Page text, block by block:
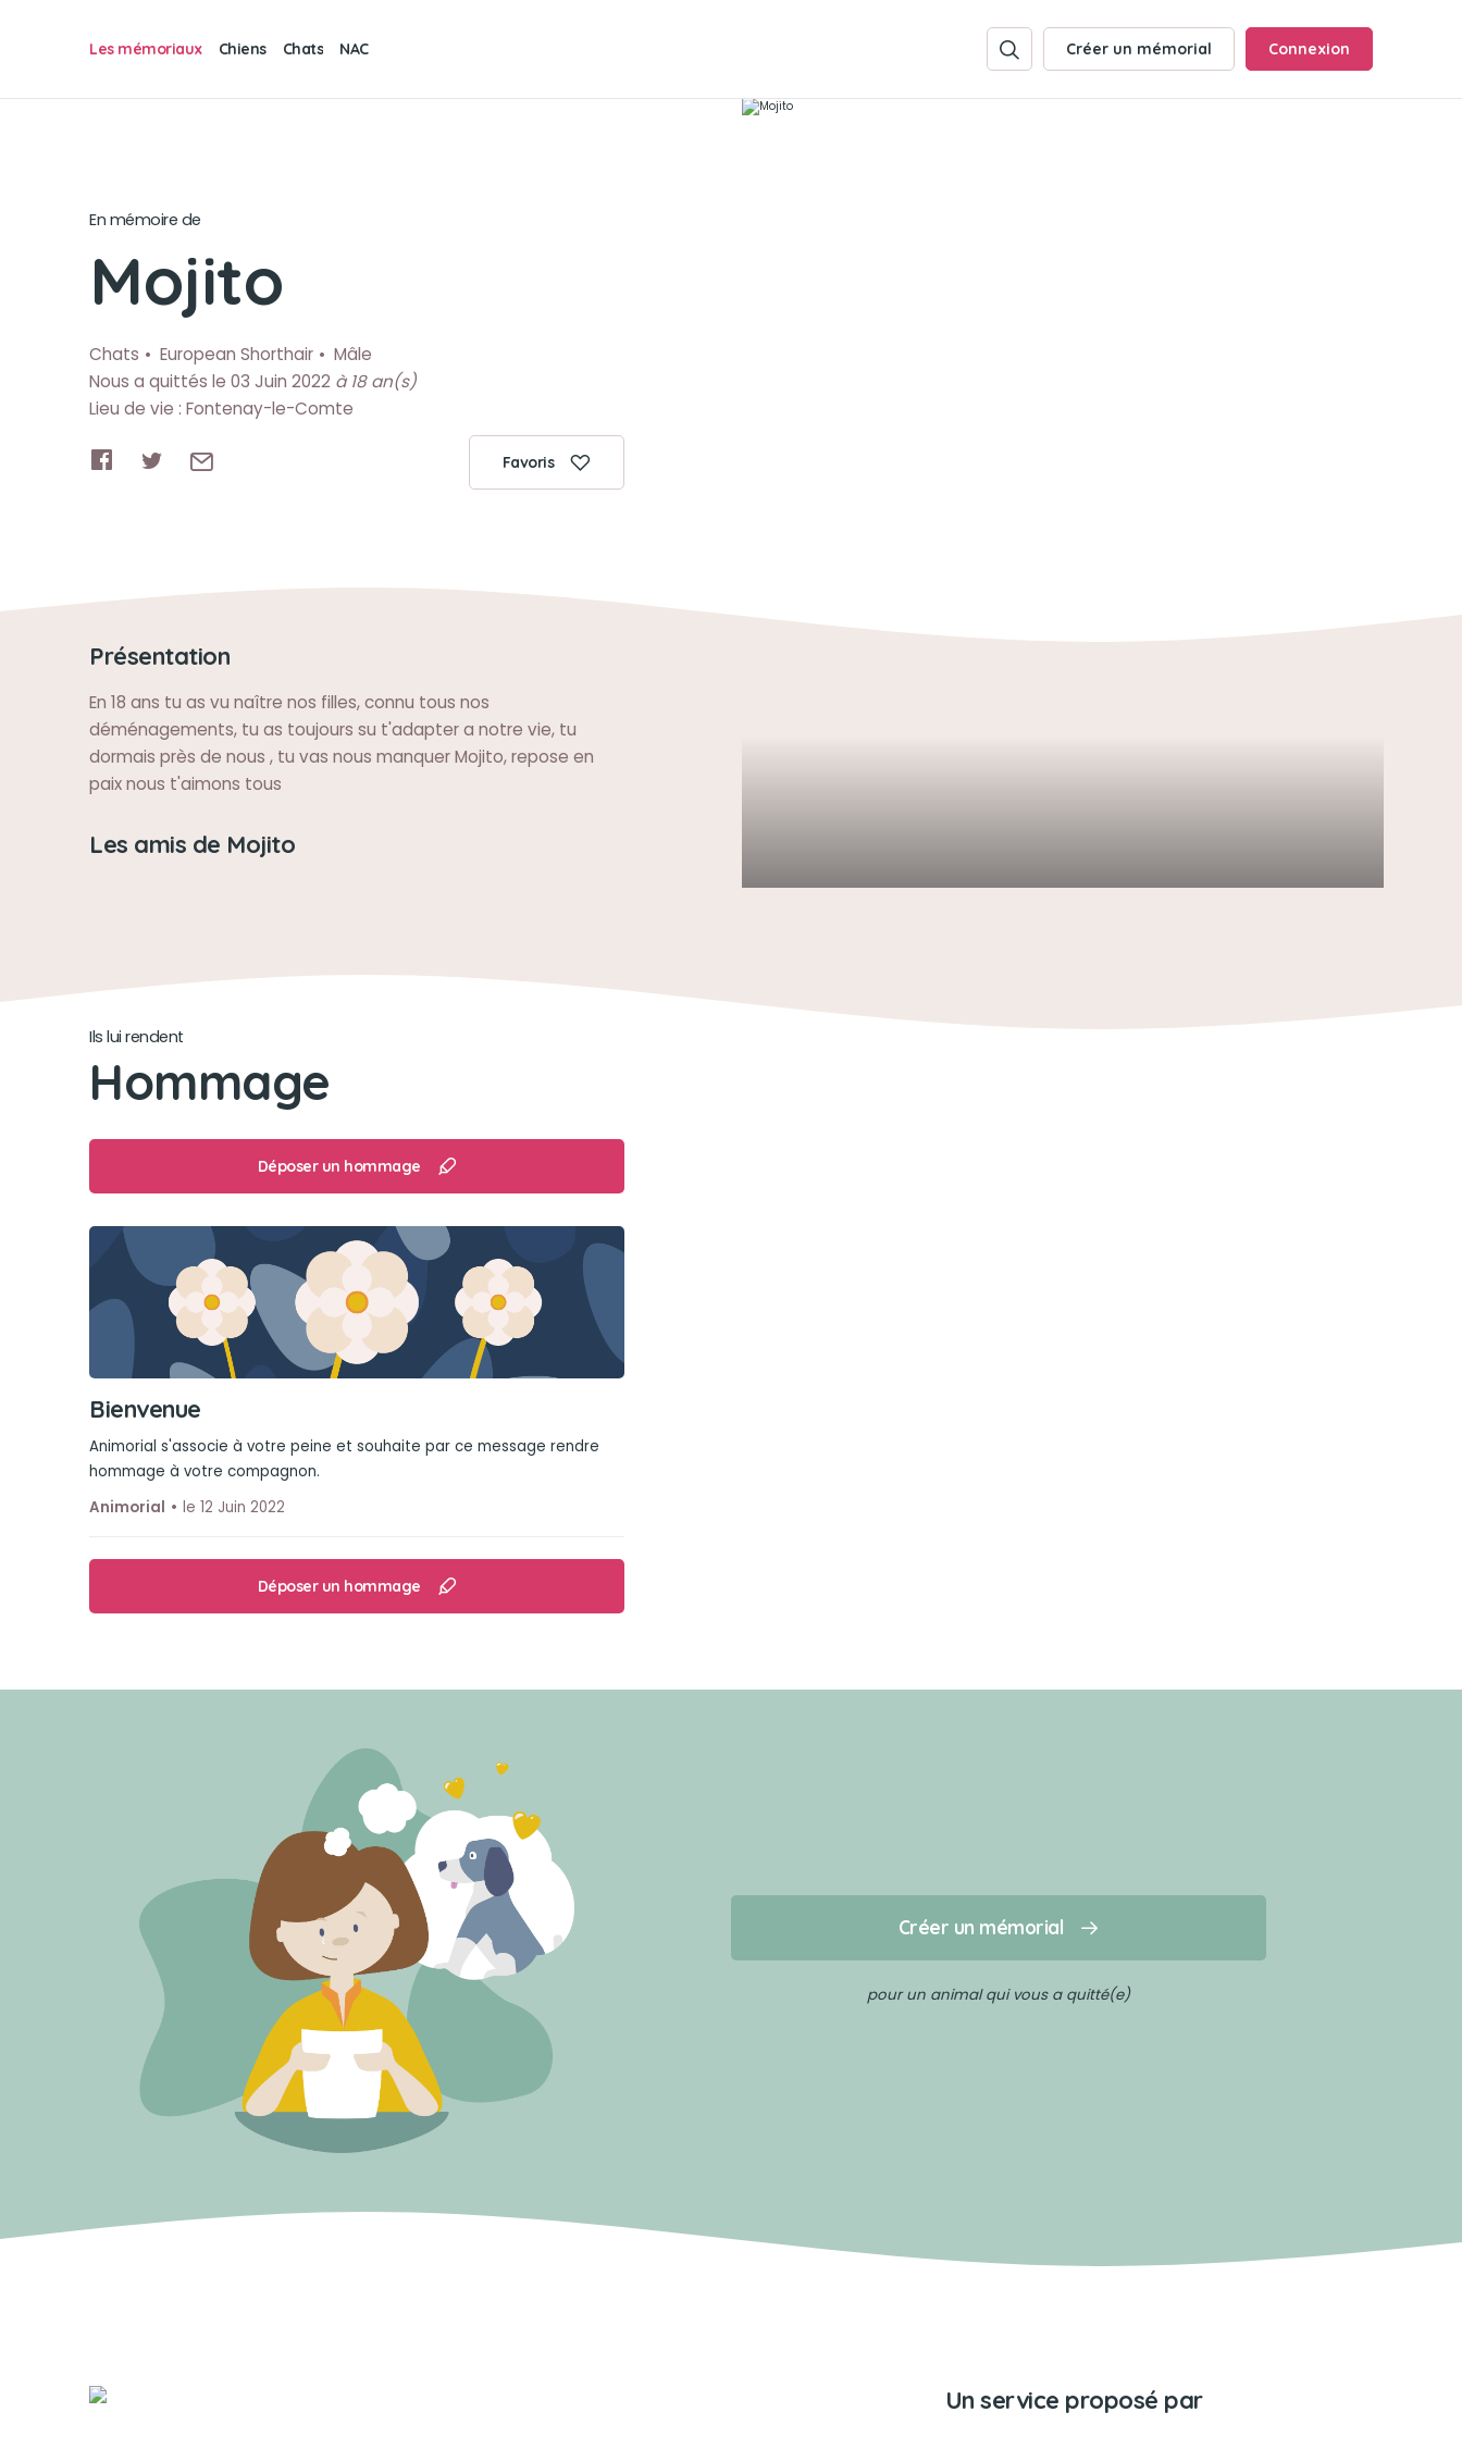
Les mémoriaux Chiens Chats NAC Créer un mémorial Connexion
En mémoire de
Mojito
Chats European Shorthair
Mâle
Nous a quittés le 03 Juin 2022 à 18 an(s)
Lieu de vie : Fontenay-le-Comte
Favoris
Présentation
En 18 ans tu as vu naître nos filles, connu tous nos
déménagements, tu as toujours su t'adapter a notre vie, tu
dormais près de nous , tu vas nous manquer Mojito, repose en
paix nous t'aimons tous
Les amis de Mojito
Ils lui rendent
Hommage
Déposer un hommage
Bienvenue
Animorial s'associe à votre peine et souhaite par ce message rendre
hommage à votre compagnon.
Animorial
le 12 Juin 2022
Déposer un hommage
Créer un mémorial
pour un animal qui vous a quitté(e)
Un service proposé par